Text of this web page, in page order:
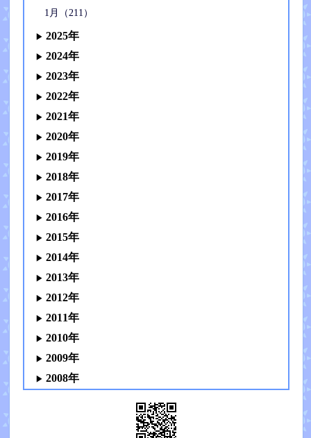
1月（211）
2025年
2024年
2023年
2022年
2021年
2020年
2019年
2018年
2017年
2016年
2015年
2014年
2013年
2012年
2011年
2010年
2009年
2008年